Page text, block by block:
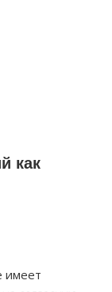
как
имеет